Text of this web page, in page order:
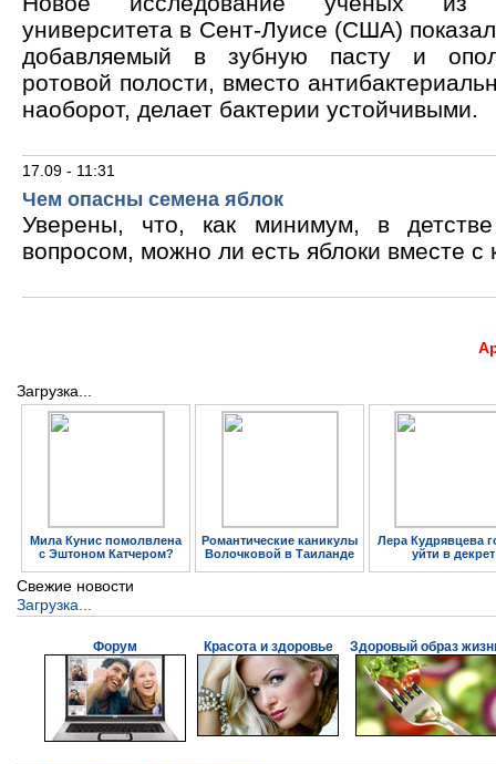
университета в Сент-Луисе (США)
добавляемый в зубную пасту и
ротовой полости, вместо
наоборот, делает бактерии устойчивыми.
17.09 - 11:31
Чем опасны семена яблок
Уверены, что, как минимум, в
вопросом, можно ли есть яблоки вместе с
Загрузка...
Мила Кунис помолвлена
с Эштоном Катчером?
Романтические каникулы
Волочковой в Таиланде
Лера Кудрявцева
уйти в декрет
Свежие новости
Загрузка...
Форум Красота и здоровье Здоровый образ